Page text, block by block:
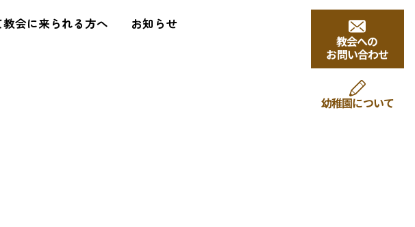
会に来られる方へ お知らせ
⁨⁩教会への
お問い合わせ
幼稚園について